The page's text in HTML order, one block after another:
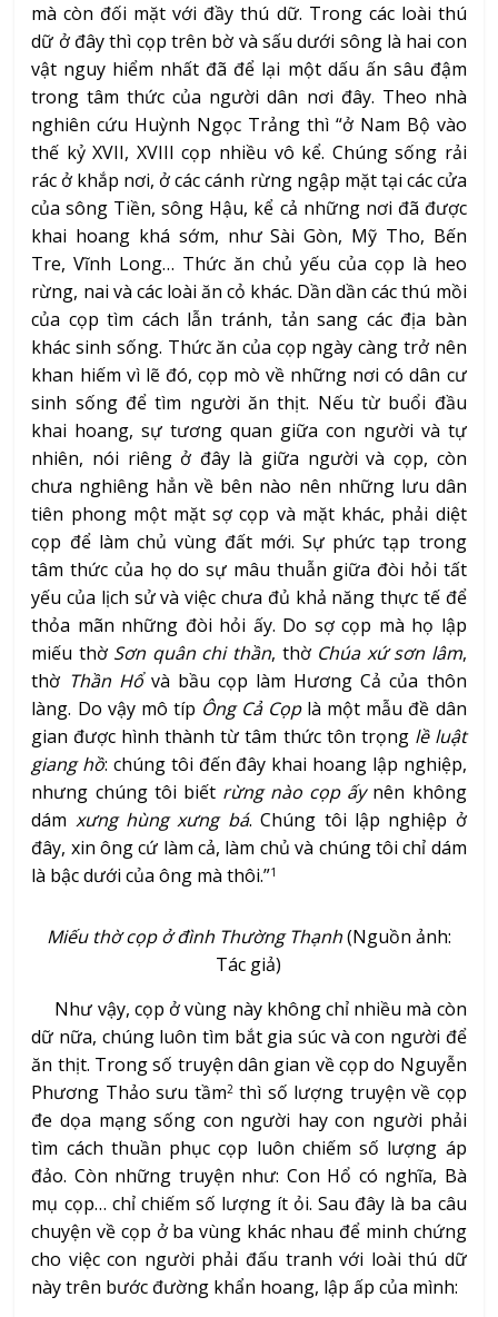
mà còn đối mặt với đầy thú dữ. Trong các loài thú
dữ ở đây thì cọp trên bờ và sấu dưới sông là hai con
vật nguy hiểm nhất đã để lại một dấu ấn sâu đậm
trong tâm thức của người dân nơi đây. Theo nhà
nghiên cứu Huỳnh Ngọc Trảng thì “ở Nam Bộ vào
thế kỷ XVII, XVIII cọp nhiều vô kể. Chúng sống rải
rác ở khắp nơi, ở các cánh rừng ngập mặt tại các cửa
của sông Tiền, sông Hậu, kể cả những nơi đã được
khai hoang khá sớm, như Sài Gòn, Mỹ Tho, Bến
Tre, Vĩnh Long… Thức ăn chủ yếu của cọp là heo
rừng, nai và các loài ăn cỏ khác. Dần dần các thú mồi
của cọp tìm cách lẫn tránh, tản sang các địa bàn
khác sinh sống. Thức ăn của cọp ngày càng trở nên
khan hiếm vì lẽ đó, cọp mò về những nơi có dân cư
sinh sống để tìm người ăn thịt. Nếu từ buổi đầu
khai hoang, sự tương quan giữa con người và tự
nhiên, nói riêng ở đây là giữa người và cọp, còn
chưa nghiêng hẳn về bên nào nên những lưu dân
tiên phong một mặt sợ cọp và mặt khác, phải diệt
cọp để làm chủ vùng đất mới. Sự phức tạp trong
tâm thức của họ do sự mâu thuẫn giữa đòi hỏi tất
yếu của lịch sử và việc chưa đủ khả năng thực tế để
thỏa mãn những đòi hỏi ấy. Do sợ cọp mà họ lập
miếu thờ Sơn quân chi thần, thờ Chúa xứ sơn lâm,
thờ Thần Hổvà bầu cọp làm Hương Cả của thôn
làng. Do vậy mô típ Ông Cả Cọplà một mẫu đề dân
gian được hình thành từ tâm thức tôn trọng lề luật
giang hồ: chúng tôi đến đây khai hoang lập nghiệp,
nhưng chúng tôi biết rừng nào cọp ấynên không
dám xưng hùng xưng bá. Chúng tôi lập nghiệp ở
đây, xin ông cứ làm cả, làm chủ và chúng tôi chỉ dám
là bậc dưới của ông mà thôi.”1
Miếu thờ cọp ở đình Thường Thạnh(Nguồn ảnh:
Tác giả)
Như vậy, cọp ở vùng này không chỉ nhiều mà còn
dữ nữa, chúng luôn tìm bắt gia súc và con người để
ăn thịt. Trong số truyện dân gian về cọp do Nguyễn
Phương Thảo sưu tầm2thì số lượng truyện về cọp
đe dọa mạng sống con người hay con người phải
tìm cách thuần phục cọp luôn chiếm số lượng áp
đảo. Còn những truyện như: Con Hổ có nghĩa, Bà
mụ cọp… chỉ chiếm số lượng ít ỏi. Sau đây là ba câu
chuyện về cọp ở ba vùng khác nhau để minh chứng
cho việc con người phải đấu tranh với loài thú dữ
này trên bước đường khẩn hoang, lập ấp của mình: